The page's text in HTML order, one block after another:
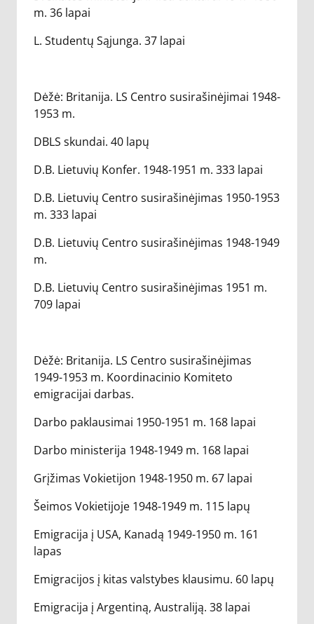
m. 36 lapai
L. Studentų Sąjunga. 37 lapai
Dėžė: Britanija. LS Centro susirašinėjimai 1948-
1953 m.
DBLS skundai. 40 lapų
D.B. Lietuvių Konfer. 1948-1951 m. 333 lapai
D.B. Lietuvių Centro susirašinėjimas 1950-1953
m. 333 lapai
D.B. Lietuvių Centro susirašinėjimas 1948-1949
m.
D.B. Lietuvių Centro susirašinėjimas 1951 m.
709 lapai
Dėžė: Britanija. LS Centro susirašinėjimas
1949-1953 m. Koordinacinio Komiteto
emigracijai darbas.
Darbo paklausimai 1950-1951 m. 168 lapai
Darbo ministerija 1948-1949 m. 168 lapai
Grįžimas Vokietijon 1948-1950 m. 67 lapai
Šeimos Vokietijoje 1948-1949 m. 115 lapų
Emigracija į USA, Kanadą 1949-1950 m. 161
lapas
Emigracijos į kitas valstybes klausimu. 60 lapų
Emigracija į Argentiną, Australiją. 38 lapai